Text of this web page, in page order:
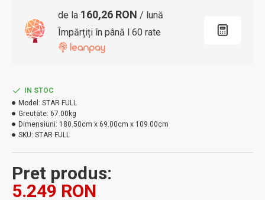
de la 160,26 RON / lună
Împărțiți în până l 60 rate
Pret produs:
5.249 RON
IN STOC
Model: STAR FULL
Greutate: 67.00kg
Dimensiuni: 180.50cm x 69.00cm x 109.00cm
SKU: STAR FULL